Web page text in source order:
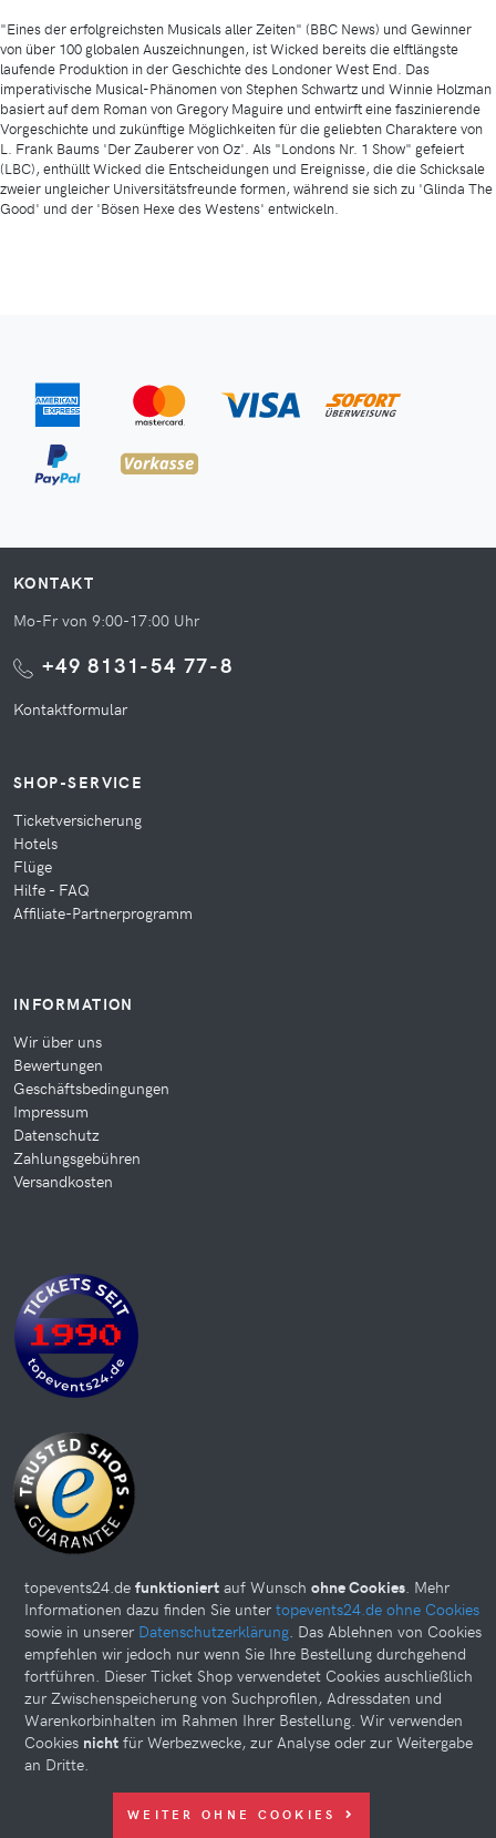
"Eines der erfolgreichsten Musicals aller Zeiten" (BBC News) und Gewinner
von über 100 globalen Auszeichnungen, ist Wicked bereits die elftlängste
laufende Produktion in der Geschichte des Londoner West End. Das
imperativische Musical-Phänomen von Stephen Schwartz und Winnie Holzman
basiert auf dem Roman von Gregory Maguire und entwirft eine faszinierende
Vorgeschichte und zukünftige Möglichkeiten für die geliebten Charaktere von
L. Frank Baums 'Der Zauberer von Oz'. Als "Londons Nr. 1 Show" gefeiert
(LBC), enthüllt Wicked die Entscheidungen und Ereignisse, die die Schicksale
zweier ungleicher Universitätsfreunde formen, während sie sich zu 'Glinda The
Good' und der 'Bösen Hexe des Westens' entwickeln.
KONTAKT
Mo-Fr von 9:00-17:00 Uhr
+49 8131-54 77-8
Kontaktformular
SHOP-SERVICE
Ticketversicherung
Hotels
Flüge
Hilfe - FAQ
Affiliate-Partnerprogramm
INFORMATION
Wir über uns
Bewertungen
Geschäftsbedingungen
Impressum
Datenschutz
Zahlungsgebühren
Versandkosten
Diese Website kann Cookies verwenden. Bitte nehmen Sie weiter
unten Ihre Einstellungen vor.
© 2026 topevents24.de. All rights reserved.
topevents24.de funktioniert auf Wunsch ohne Cookies. Mehr
Informationen dazu finden Sie unter topevents24.de ohne Cookies
sowie in unserer Datenschutzerklärung. Das Ablehnen von Cookies
empfehlen wir jedoch nur wenn Sie Ihre Bestellung durchgehend
fortführen. Dieser Ticket Shop verwendetet Cookies auschließlich
zur Zwischenspeicherung von Suchprofilen, Adressdaten und
Warenkorbinhalten im Rahmen Ihrer Bestellung. Wir verwenden
Cookies nicht für Werbezwecke, zur Analyse oder zur Weitergabe
an Dritte.
WEITER OHNE COOKIES